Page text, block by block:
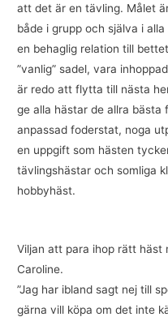
att det är en tävling. Målet
både i grupp och själva i
en behaglig relation till
”vanlig” sadel, vara
är redo att flytta till nästa
ge alla hästar de allra
anpassad foderstat, noga
en uppgift som hästen
tävlingshästar och somliga
hobbyhäst.
Viljan att para ihop rätt
Caroline.
”Jag har ibland sagt nej till
gärna vill köpa om det inte